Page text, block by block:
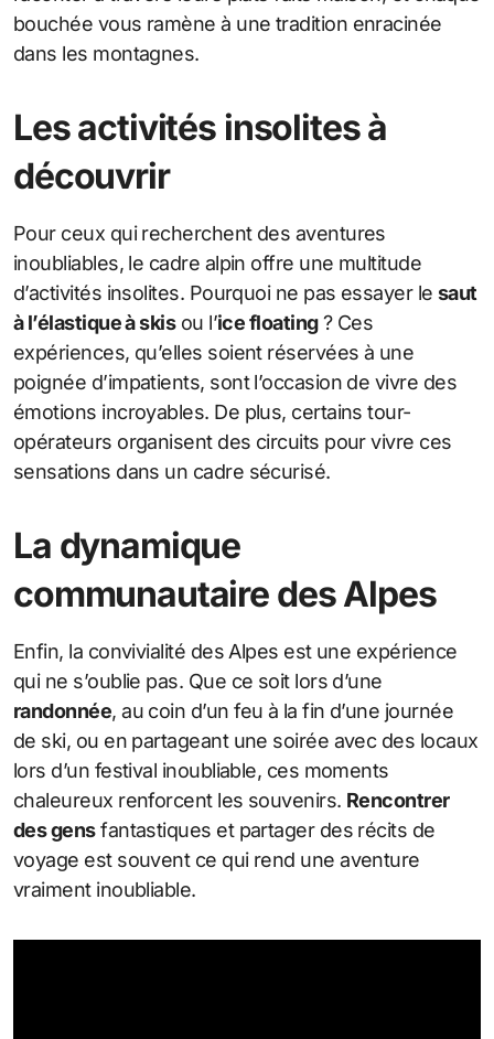
bouchée vous ramène à une tradition enracinée
dans les montagnes.
Les activités insolites à
découvrir
Pour ceux qui recherchent des aventures
inoubliables, le cadre alpin offre une multitude
d’activités insolites. Pourquoi ne pas essayer le saut
à l’élastique à skisou l’ice floating? Ces
expériences, qu’elles soient réservées à une
poignée d’impatients, sont l’occasion de vivre des
émotions incroyables. De plus, certains tour-
opérateurs organisent des circuits pour vivre ces
sensations dans un cadre sécurisé.
La dynamique
communautaire des Alpes
Enfin, la convivialité des Alpes est une expérience
qui ne s’oublie pas. Que ce soit lors d’une
randonnée, au coin d’un feu à la fin d’une journée
de ski, ou en partageant une soirée avec des locaux
lors d’un festival inoubliable, ces moments
chaleureux renforcent les souvenirs. Rencontrer
des gensfantastiques et partager des récits de
voyage est souvent ce qui rend une aventure
vraiment inoubliable.